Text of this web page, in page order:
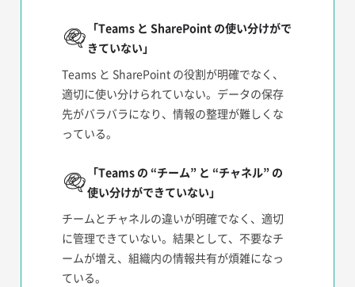
「Teams と SharePoint の使い分けがで
きていない」
Teams と SharePoint の役割が明確でなく、
適切に使い分けられていない。データの保存
先がバラバラになり、情報の整理が難しくな
っている。
「Teams の “チーム” と “チャネル” の
使い分けができていない」
チームとチャネルの違いが明確でなく、適切
に管理できていない。結果として、不要なチ
ームが増え、組織内の情報共有が煩雑になっ
ている。